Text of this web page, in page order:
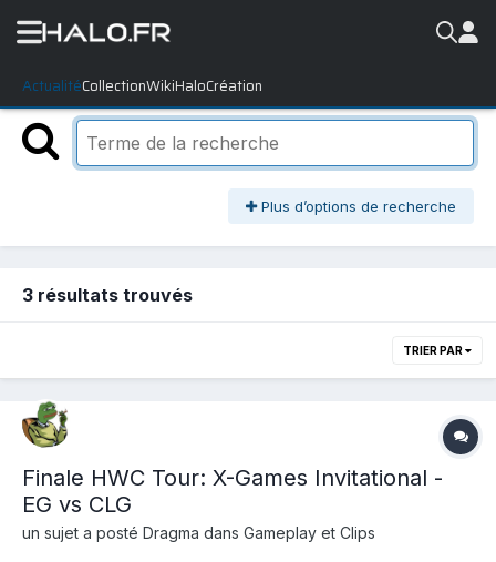
ActualitéCollectionWikiHaloCréation
Plus d’options de recherche
3 résultats trouvés
TRIER PAR
Finale HWC Tour: X-Games Invitational -
EG vs CLG
un sujet a posté Dragma dans Gameplay et Clips